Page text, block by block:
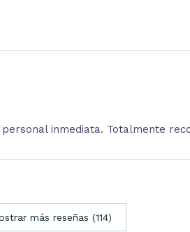
inmediata. Totalmente
más reseñas (114)